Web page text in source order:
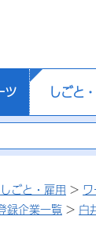
ツ しごと
しごと・雇用 >
録企業一覧 > 白